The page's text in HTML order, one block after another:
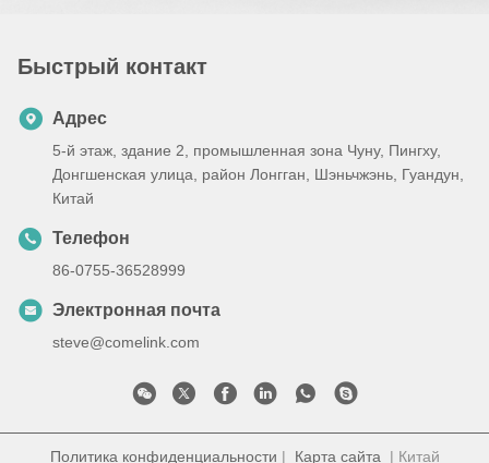
Быстрый контакт
Адрес
5-й этаж, здание 2, промышленная зона Чуну, Пингху,
Донгшенская улица, район Лонгган, Шэньчжэнь, Гуандун,
Китай
Телефон
86-0755-36528999
Электронная почта
steve@comelink.com
Политика конфиденциальности | Карта сайта | Китай